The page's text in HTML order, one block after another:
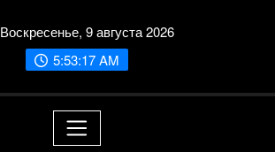
Воскресенье, 9 августа 2026
5:53:18 AM